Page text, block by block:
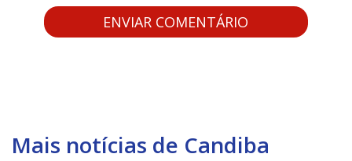
Mais notícias de Candiba